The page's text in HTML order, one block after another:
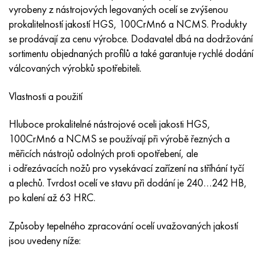
vyrobeny z nástrojových legovaných ocelí se zvýšenou
prokalitelností jakostí HGS, 100CrMn6 a NCMS. Produkty
se prodávají za cenu výrobce. Dodavatel dbá na dodržování
sortimentu objednaných profilů a také garantuje rychlé dodání
válcovaných výrobků spotřebiteli.
Vlastnosti a použití
Hluboce prokalitelné nástrojové oceli jakosti HGS,
100CrMn6 a NCMS se používají při výrobě řezných a
měřicích nástrojů odolných proti opotřebení, ale
i odřezávacích nožů pro vysekávací zařízení na stříhání tyčí
a plechů. Tvrdost ocelí ve stavu při dodání je 240…242 HB,
po kalení až 63 HRC.
Způsoby tepelného zpracování ocelí uvažovaných jakostí
jsou uvedeny níže:
MP159
Multimet n155
Nicrofer 5923 hMo
Nicrofer 6030
Nitronik 40
Nitronik 50
Nitronic 60
Nimonic 80a
56DGNH
68NKhVKTYu
79NM, Magnifer 7904
80NM
80NMV-VI
80 NHS
81HMA
Termobimetaly
HN73MBTYu
XN70YU
HN75 MBTYu
XN75TBYu
XN77TYu
XN77TYUR
HN78Т
N65M, EP982
5B
TL5
V 6
TS-6
14 titan
SP -17
40 titan
1.4567 - AISI 304Cu
1,4570-aisi303Cu
1.4574 - Slitina PH 15-7 Mo®
1.4580 - AISI 316Cb
1,4597 - AISI 204Cu
Slitina 28 - 1,4563
Slitina 31 - 1,4562
Slitina 926 - 1,4529
15X16H2AM
18X11MNFB
18X12VMBFR
20X12VNMF
20H3MMF
21NKMT
37X12N8G8MFB
40Х9С2
30X, AISI 5130, 30h
30hgs, 30hgs
30hgsa, 30hgsa
30hgsn2a, 30hgsna
30xn2ma, 30CrNiMo8
30хн3а, 31nicr14
34khn3ma, 36NiCrMo16, 35NiCrMo16
35hgsa, 35hgsa